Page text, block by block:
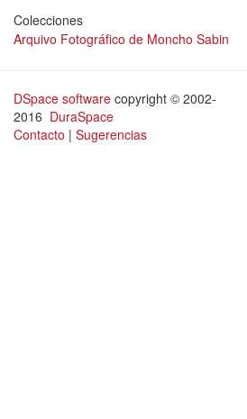
Colecciones
Arquivo Fotográfico de Moncho Sabin
DSpace software copyright © 2002-
2016 DuraSpace
Contacto | Sugerencias